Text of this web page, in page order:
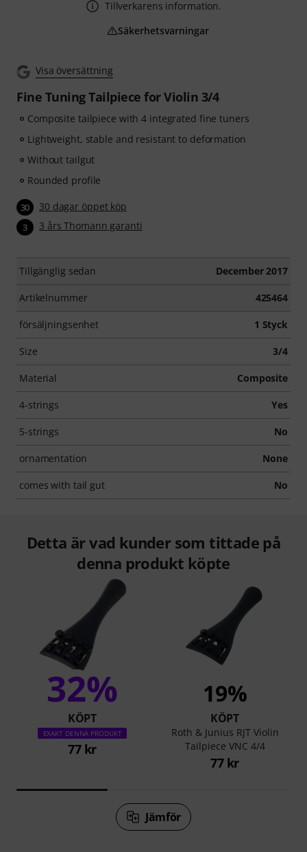
Visa översättning
Fine Tuning Tailpiece for Violin 3/4
Composite tailpiece with 4 integrated fine tuners
Lightweight, stable and resistant to deformation
Without tailgut
Rounded profile
30 30 dagar öppet köp
3 3 års Thomann garanti
Tillgänglig sedan December 2017
Artikelnummer 425464
försäljningsenhet 1 Styck
Size 3/4
Material Composite
4-strings Yes
5-strings No
ornamentation None
comes with tail gut No
Tillverkarens information.
Säkerhetsvarningar
Detta är vad kunder som tittade på
denna produkt köpte
32%
KÖPT
EXAKT DENNA PRODUKT
77 kr
19%
KÖPT
Roth & Junius RJT Violin
Tailpiece VNC 4/4
77 kr
Jämför